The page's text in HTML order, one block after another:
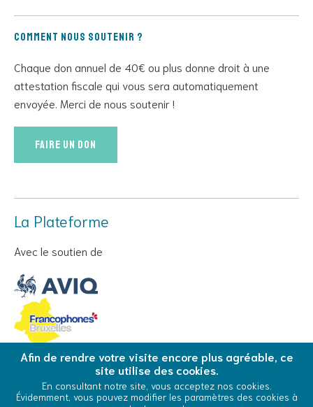
Comment nous soutenir ?
Chaque don annuel de 40€ ou plus donne droit à une
attestation fiscale qui vous sera automatiquement
envoyée. Merci de nous soutenir !
Faire un don
La Plateforme
Avec le soutien de
© Copyright 2026 La Plateforme - Tous droits réservés
Afin de rendre votre visite encore plus agréable, ce
site utilise des cookies.
En consultant notre site, vous acceptez nos cookies.
Évidemment, vous pouvez modifier les paramètres des cookies à